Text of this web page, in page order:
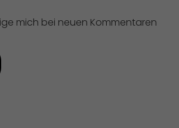
mich bei neuen Kommentaren